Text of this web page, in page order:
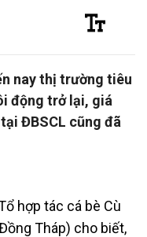
nay thị trường tiêu
động trở lại, giá
ĐBSCL cũng đã
hợp tác cá bè Cù
Tháp) cho biết,